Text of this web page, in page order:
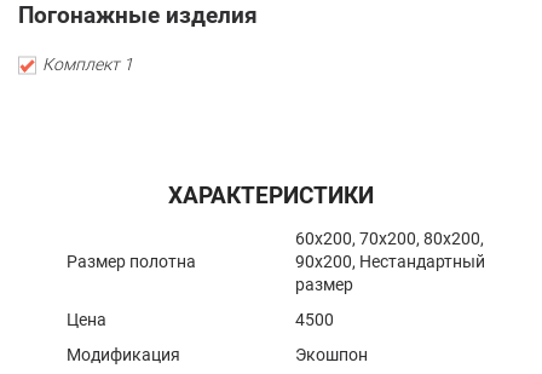
Погонажные изделия
Комплект 1
ХАРАКТЕРИСТИКИ
Размер полотна
60x200, 70x200, 80x200,
90x200, Нестандартный
размер
Цена
4500
Модификация
Экошпон